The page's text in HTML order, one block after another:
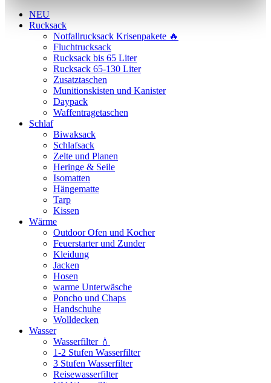
NEU
Rucksack
Notfallrucksack Krisenpakete 🔥
Fluchtrucksack
Rucksack bis 65 Liter
Rucksack 65-130 Liter
Zusatztaschen
Munitionskisten und Kanister
Daypack
Waffentragetaschen
Schlaf
Biwaksack
Schlafsack
Zelte und Planen
Heringe & Seile
Isomatten
Hängematte
Tarp
Kissen
Wärme
Outdoor Ofen und Kocher
Feuerstarter und Zunder
Kleidung
Jacken
Hosen
warme Unterwäsche
Poncho und Chaps
Handschuhe
Wolldecken
Wasser
Wasserfilter 💧
1-2 Stufen Wasserfilter
3 Stufen Wasserfilter
Reisewasserfilter